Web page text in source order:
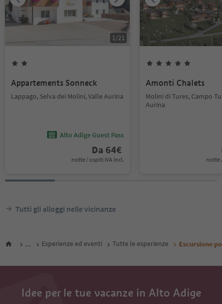
1/21
Appartements Sonneck
Lappago, Selva dei Molini, Valle Aurina
Alto Adige Guest Pass
Da 64€
notte / ospiti IVA incl.
Amonti Chalets
Molini di Tures, Campo
Aurina
notte
Tutti gli alloggi nelle vicinanze
... Esperienze ed eventi Tutte le esperienze Escursione
Idee per le tue vacanze in Alto Adige